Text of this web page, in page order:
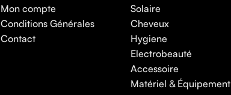
Mon compte
Conditions Générales
Contact
Solaire
Cheveux
Hygiene
Electrobeauté
Accessoire
Matériel & Équipement